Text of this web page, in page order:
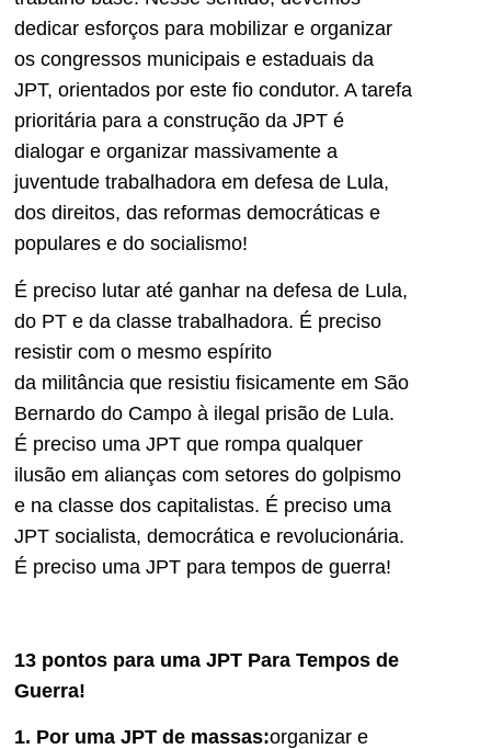
dedicar esforços para mobilizar e organizar
os congressos municipais e estaduais da
JPT, orientados por este fio condutor. A tarefa
prioritária para a construção da JPT é
dialogar e organizar massivamente a
juventude trabalhadora em defesa de Lula,
dos direitos, das reformas democráticas e
populares e do socialismo!
É preciso lutar até ganhar na defesa de Lula,
do PT e da classe trabalhadora. É preciso
resistir com o mesmo espírito
da militância que resistiu fisicamente em São
Bernardo do Campo à ilegal prisão de Lula.
É preciso uma JPT que rompa qualquer
ilusão em alianças com setores do golpismo
e na classe dos capitalistas. É preciso uma
JPT socialista, democrática e revolucionária.
É preciso uma JPT para tempos de guerra!
13 pontos para uma JPT Para Tempos de
Guerra!
1. Por uma JPT de massas:organizar e